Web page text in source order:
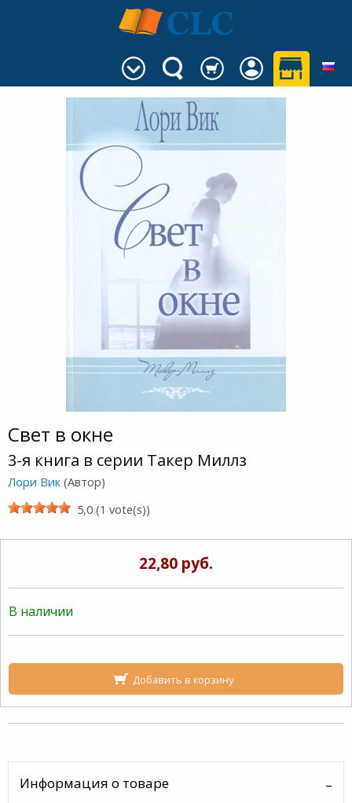
Свет в окне
3-я книга в серии Такер Миллз
Лори Вик (Автор)
5,0 (1 vote(s))
22,80 руб.
В наличии
Добавить в корзину
Информация о товаре